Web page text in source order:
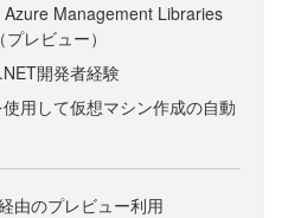
Azure Management Libraries
レビュー）
開発者経験
用して仮想マシン作成の自動
由のプレビュー利用